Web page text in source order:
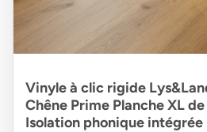
Vinyle à clic rigide
Chêne Prime Planche XL de
Isolation phonique intégrée